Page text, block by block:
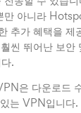
만 아니라
추가 혜택을 제
씬 뛰어난 보안
.
은 다운로드
있는 VPN입니